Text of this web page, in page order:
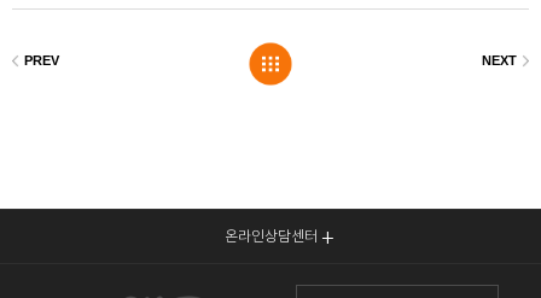
온라인상담센터